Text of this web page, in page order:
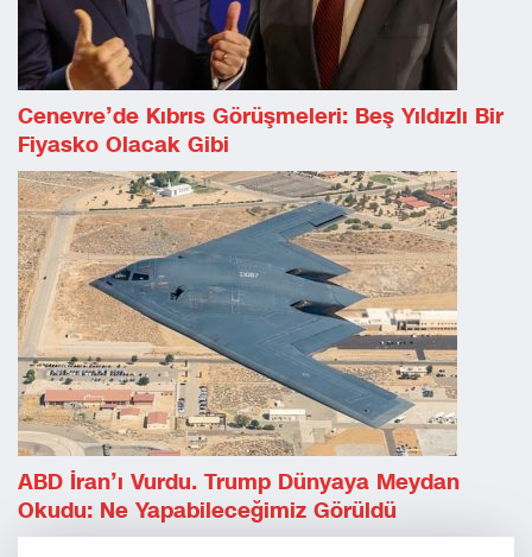
Cenevre’de Kıbrıs Görüşmeleri: Beş Yıldızlı Bir
Fiyasko Olacak Gibi
ABD İran’ı Vurdu. Trump Dünyaya Meydan
Okudu: Ne Yapabileceğimiz Görüldü